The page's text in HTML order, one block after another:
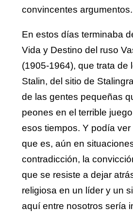
convincentes argumentos.
En estos días terminaba
Vida y Destino del ruso
(1905-1964), que trata de
Stalin, del sitio de
de las gentes pequeñas
peones en el terrible
esos tiempos. Y podía ver
que es, aún en
contradicción, la
que se resiste a dejar
religiosa en un líder y un
aquí entre nosotros sería